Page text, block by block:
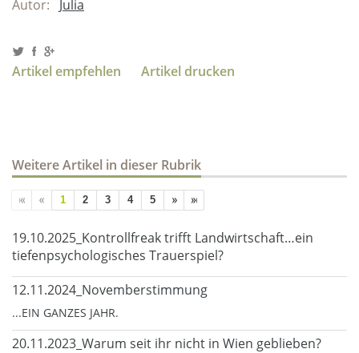
Autor: Julia
Artikel empfehlen Artikel drucken
Weitere Artikel in dieser Rubrik
1 2 3 4 5
19.10.2025_Kontrollfreak trifft Landwirtschaft…ein
tiefenpsychologisches Trauerspiel?
12.11.2024_Novemberstimmung
...EIN GANZES JAHR.
20.11.2023_Warum seit ihr nicht in Wien geblieben?